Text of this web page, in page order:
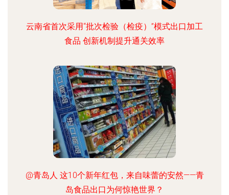
云南省首次采用“批次检验（检疫）”模式出口加工
食品 创新机制提升通关效率
@青岛人 这10个新年红包，来自味蕾的安然——青
岛食品出口为何惊艳世界？